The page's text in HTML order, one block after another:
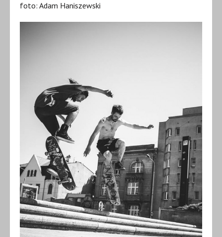
foto: Adam Haniszewski